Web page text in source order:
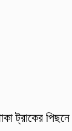
ট্রাকের